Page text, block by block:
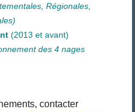
Régionales,
(2013 et avant)
des 4 nages
contacter